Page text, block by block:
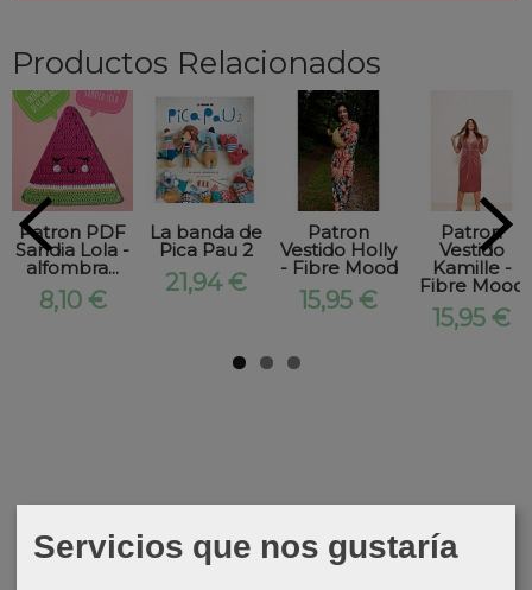
Productos Relacionados
Patron PDF
Sandia Lola -
alfombra...
8,10 €
La banda de
Pica Pau 2
21,94 €
Patron
Vestido Holly
- Fibre Mood
15,95 €
Patron
Vestido
Kamille -
Fibre Mood
15,95 €
Servicios que nos gustaría